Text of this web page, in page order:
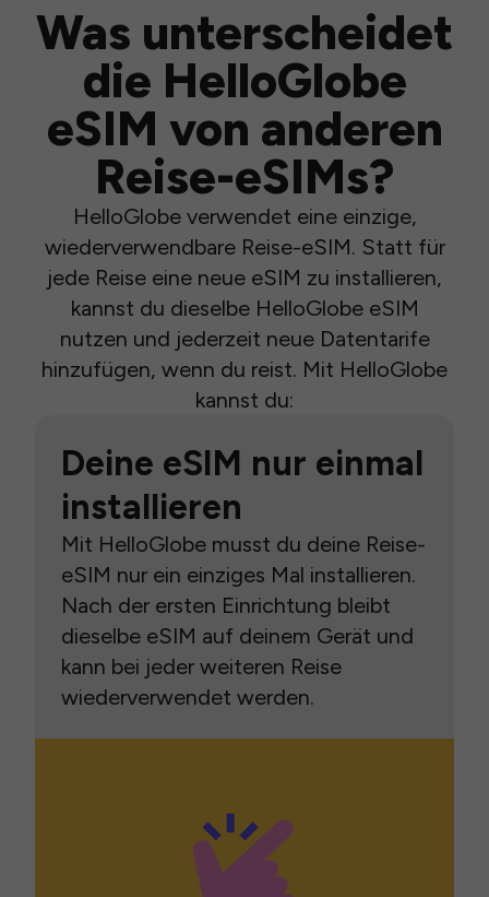
Was unterscheidet
die HelloGlobe
eSIM von anderen
Reise-eSIMs?
HelloGlobe verwendet eine einzige,
wiederverwendbare Reise-eSIM. Statt für
jede Reise eine neue eSIM zu installieren,
kannst du dieselbe HelloGlobe eSIM
nutzen und jederzeit neue Datentarife
hinzufügen, wenn du reist. Mit HelloGlobe
kannst du:
Deine eSIM nur einmal
installieren
Mit HelloGlobe musst du deine Reise-
eSIM nur ein einziges Mal installieren.
Nach der ersten Einrichtung bleibt
dieselbe eSIM auf deinem Gerät und
kann bei jeder weiteren Reise
wiederverwendet werden.